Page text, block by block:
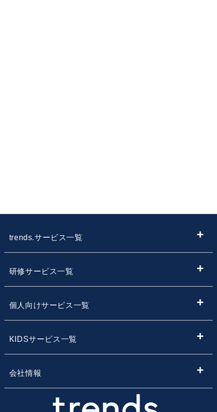
trends.サービス一覧
子供向けプログラミング教室を探す
地域・エリア名から子供向けプログラミングスクールを
研修サービス一覧
【企業向け】DX社員研修 - 法人向け人材育成
個人向けサービス一覧
エンジニア転職コース
KIDSサービス一覧
小学生・中学生のためのオンラインプログラミングスク
会社情報